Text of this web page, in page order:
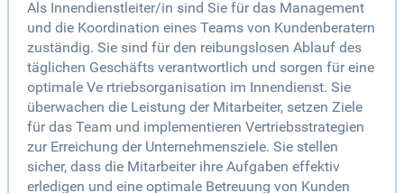
Als Innendienstleiter/in sind Sie für das Management
und die Koordination eines Teams von Kundenberatern
zuständig. Sie sind für den reibungslosen Ablauf des
täglichen Geschäfts verantwortlich und sorgen für eine
optimale Ve rtriebsorganisation im Innendienst. Sie
überwachen die Leistung der Mitarbeiter, setzen Ziele
für das Team und implementieren Vertriebsstrategien
zur Erreichung der Unternehmensziele. Sie stellen
sicher, dass die Mitarbeiter ihre Aufgaben effektiv
erledigen und eine optimale Betreuung von Kunden